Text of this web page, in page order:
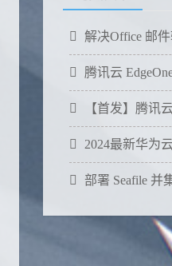
解决Office 邮件转发 Your
腾讯云 EdgeOne
【首发】腾讯云
2024最新华为
部署 Seafile 并集成